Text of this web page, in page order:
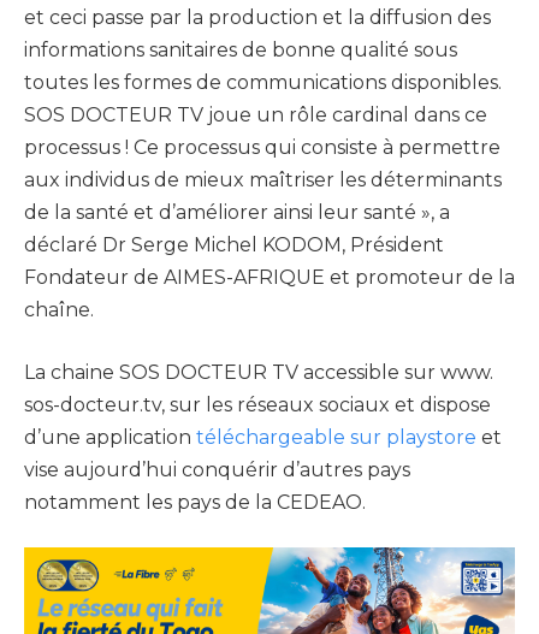
et ceci passe par la production et la diffusion des
informations sanitaires de bonne qualité sous
toutes les formes de communications disponibles.
SOS DOCTEUR TV joue un rôle cardinal dans ce
processus ! Ce processus qui consiste à permettre
aux individus de mieux maîtriser les déterminants
de la santé et d’améliorer ainsi leur santé », a
déclaré Dr Serge Michel KODOM, Président
Fondateur de AIMES-AFRIQUE et promoteur de la
chaîne.
La chaine SOS DOCTEUR TV accessible sur www.
sos-docteur.tv, sur les réseaux sociaux et dispose
d’une application téléchargeable sur playstore et
vise aujourd’hui conquérir d’autres pays
notamment les pays de la CEDEAO.